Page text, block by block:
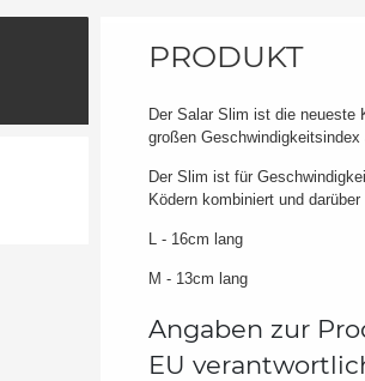
PRODUKT
Der Salar Slim ist die neueste
großen Geschwindigkeitsindex
Der Slim ist für
Ködern kombiniert und
L - 16cm lang
M - 13cm lang
Angaben zur
EU